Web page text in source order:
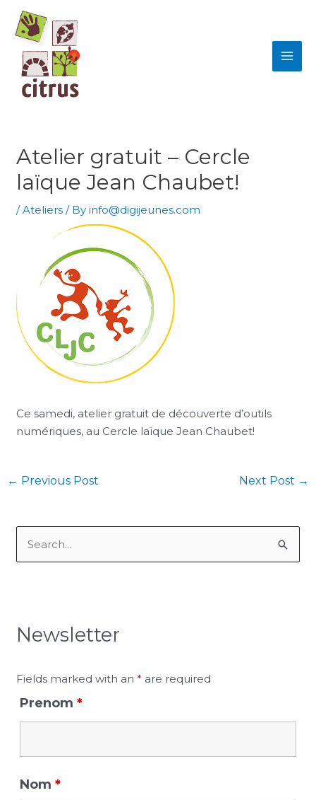
content
Atelier gratuit – Cercle
laïque Jean Chaubet!
/Ateliers / Byinfo@digijeunes.com
Ce samedi, atelier gratuit de découverte d’outils
numériques, au Cercle laïque Jean Chaubet!
← Previous Post Next Post →
c
f
o
Newsletter
Fields marked with an* are required
Prenom*
Nom*